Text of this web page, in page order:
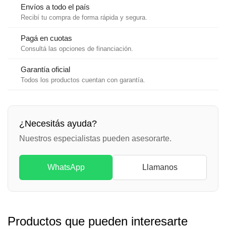
gomaEnvíos a todo el país
Recibí tu compra de forma rápida y segura.
Pagá en cuotas
Consultá las opciones de financiación.
Garantía oficial
Todos los productos cuentan con garantía.
¿Necesitás ayuda?
Nuestros especialistas pueden asesorarte.
WhatsApp Llamanos
Productos que pueden interesarte